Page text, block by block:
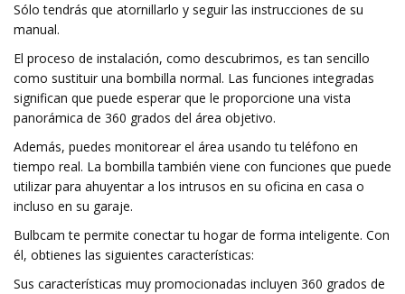
Sólo tendrás que atornillarlo y seguir las instrucciones de su
manual.
El proceso de instalación, como descubrimos, es tan sencillo
como sustituir una bombilla normal. Las funciones integradas
significan que puede esperar que le proporcione una vista
panorámica de 360 ​​grados del área objetivo.
Además, puedes monitorear el área usando tu teléfono en
tiempo real. La bombilla también viene con funciones que puede
utilizar para ahuyentar a los intrusos en su oficina en casa o
incluso en su garaje.
Bulbcam te permite conectar tu hogar de forma inteligente. Con
él, obtienes las siguientes características:
Sus características muy promocionadas incluyen 360 grados de